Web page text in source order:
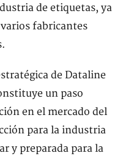
de etiquetas, ya
fabricantes
de Dataline
un paso
en el mercado del
para la industria
y preparada para la